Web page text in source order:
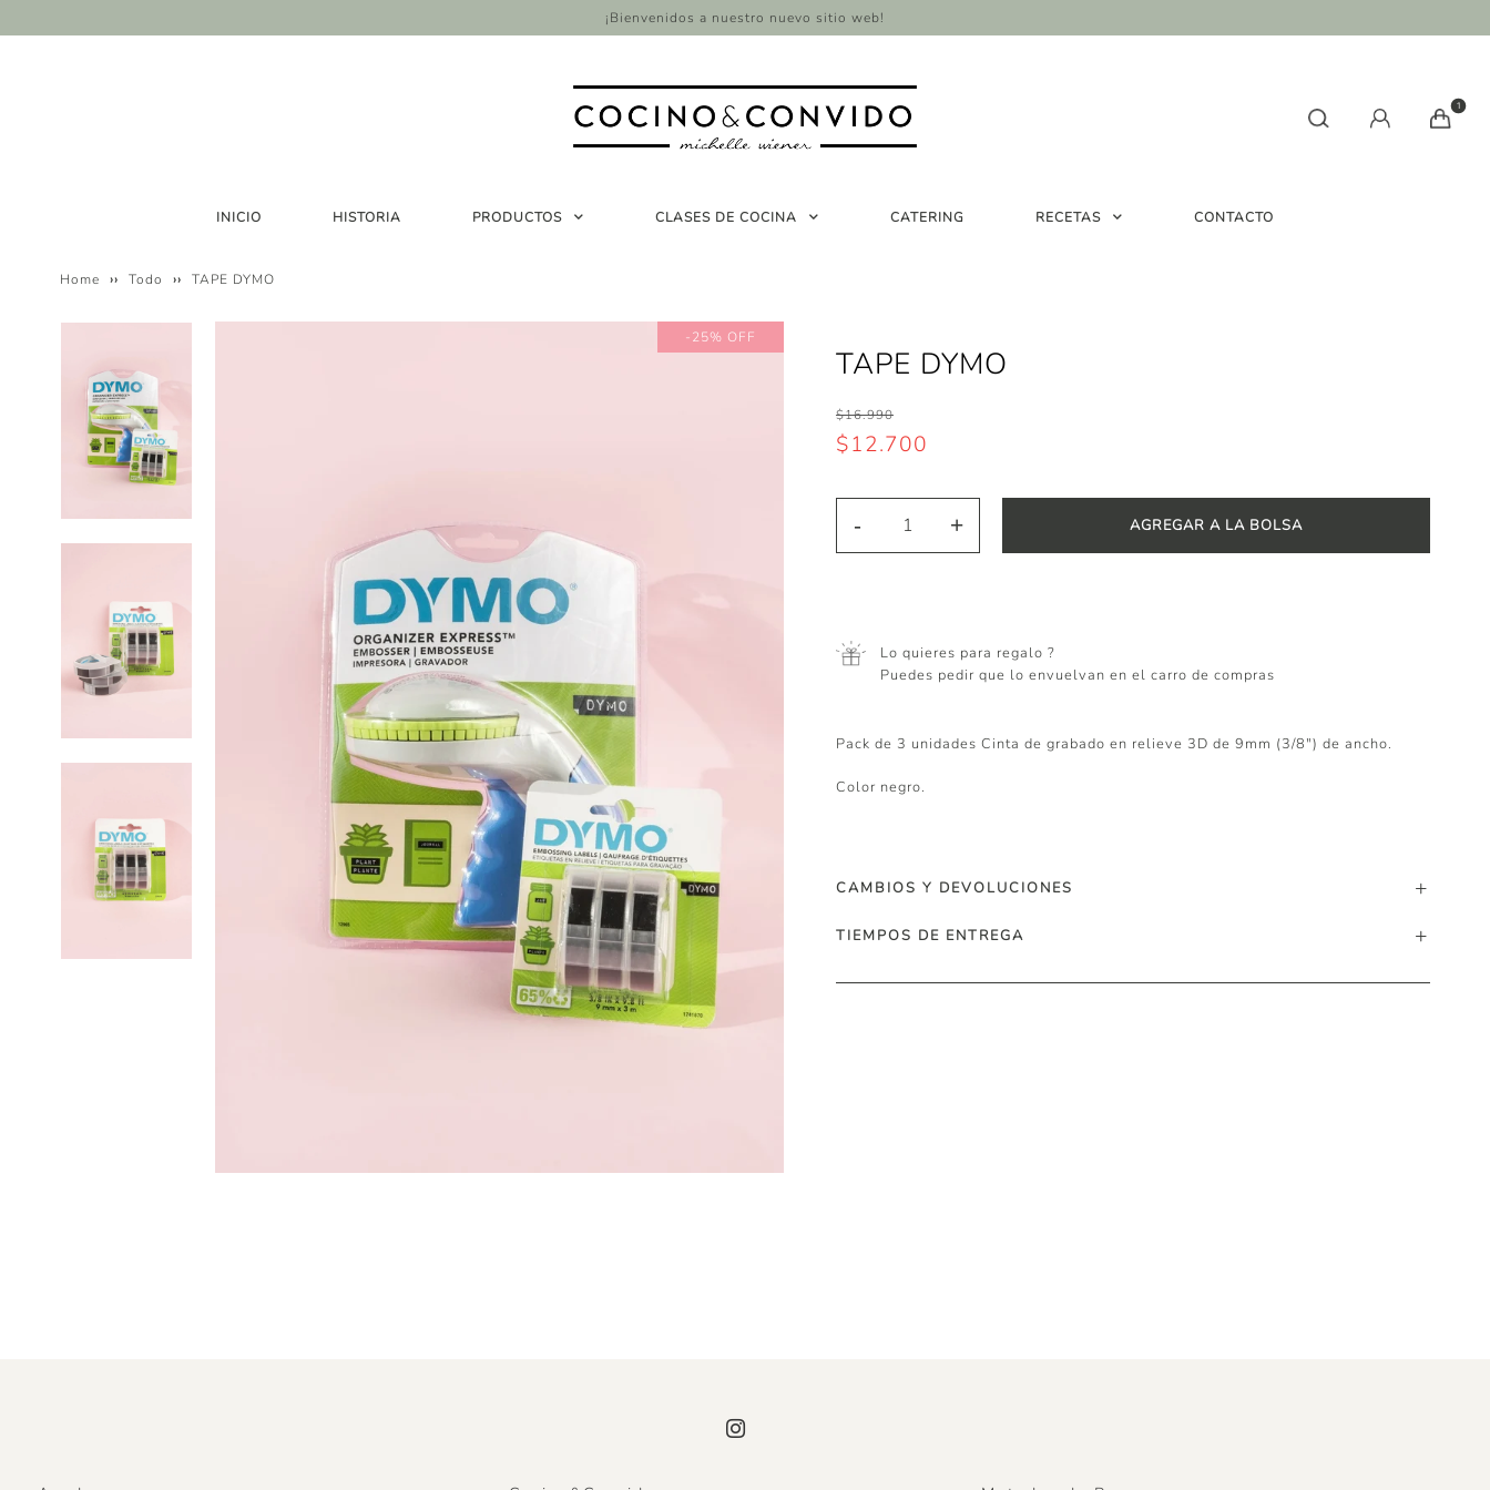
¡Bienvenidos a nuestro nuevo sitio web!
1
INICIO HISTORIA PRODUCTOS CLASES DE COCINA CATERING RECETAS CONTACTO
Home ›› Todo ›› TAPE DYMO
-25% OFF
TAPE DYMO
$16.990
$12.700
+
- AGREGAR A LA BOLSA
Lo quieres para regalo ?
Puedes pedir que lo envuelvan en el carro de compras
Pack de 3 unidades Cinta de grabado en relieve 3D de 9mm (3/8") de ancho.
Color negro.
CAMBIOS Y DEVOLUCIONES
TIEMPOS DE ENTREGA